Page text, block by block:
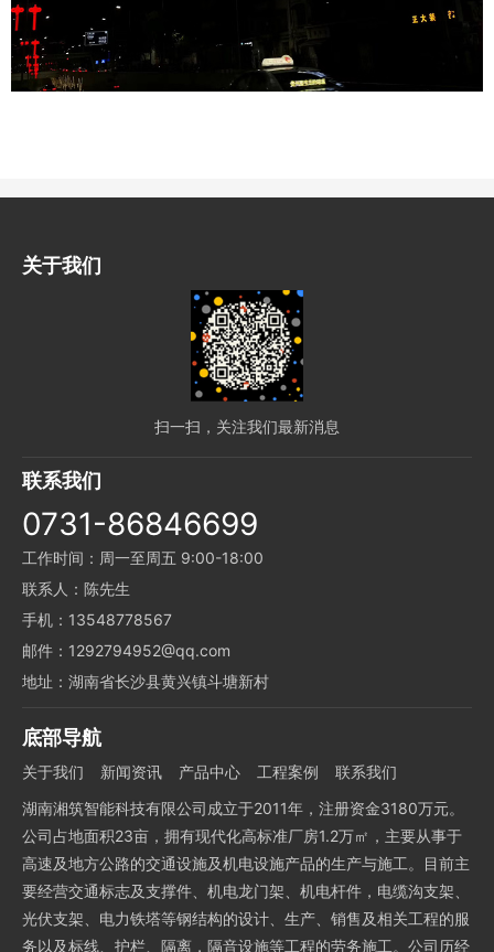
关于我们
扫一扫，关注我们最新消息
联系我们
0731-86846699
工作时间：周一至周五 9:00-18:00
联系人：陈先生
手机：13548778567
邮件：1292794952@qq.com
地址：湖南省长沙县黄兴镇斗塘新村
底部导航
关于我们 新闻资讯 产品中心 工程案例
联系我们
湖南湘筑智能科技有限公司成立于2011年，注册资金3180万元。
公司占地面积23亩，拥有现代化高标准厂房1.2万㎡，主要从事于
高速及地方公路的交通设施及机电设施产品的生产与施工。目前主
要经营交通标志及支撑件、机电龙门架、机电杆件，电缆沟支架、
光伏支架、电力铁塔等钢结构的设计、生产、销售及相关工程的服
务以及标线、护栏、隔离，隔音设施等工程的劳务施工。公司历经